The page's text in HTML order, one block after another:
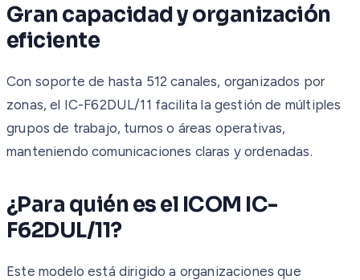
Gran capacidad y organización
eficiente
Con soporte de hasta 512 canales, organizados por
zonas, el IC-F62DUL/11 facilita la gestión de múltiples
grupos de trabajo, turnos o áreas operativas,
manteniendo comunicaciones claras y ordenadas.
¿Para quién es el ICOM IC-
F62DUL/11?
Este modelo está dirigido a organizaciones que